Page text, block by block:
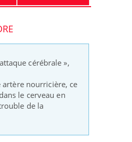
cérébrale »,
artère nourricière, ce
le cerveau en
de la
& Charge mentale : et si on
l'insuline dans le diabète de type 2
d'idées reçues chez les